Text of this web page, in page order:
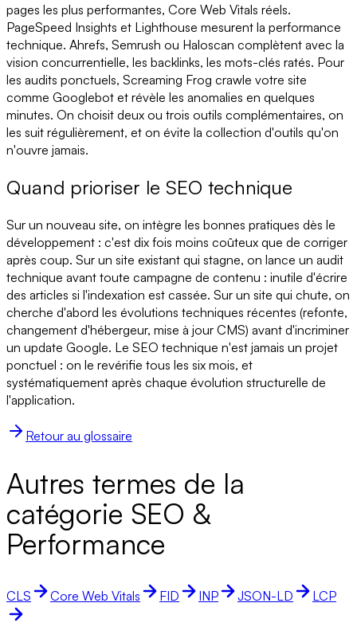
pages les plus performantes, Core Web Vitals réels.
PageSpeed Insights et Lighthouse mesurent la performance
technique. Ahrefs, Semrush ou Haloscan complètent avec la
vision concurrentielle, les backlinks, les mots-clés ratés. Pour
les audits ponctuels, Screaming Frog crawle votre site
comme Googlebot et révèle les anomalies en quelques
minutes. On choisit deux ou trois outils complémentaires, on
les suit régulièrement, et on évite la collection d'outils qu'on
n'ouvre jamais.
Quand prioriser le SEO technique
Sur un nouveau site, on intègre les bonnes pratiques dès le
développement : c'est dix fois moins coûteux que de corriger
après coup. Sur un site existant qui stagne, on lance un audit
technique avant toute campagne de contenu : inutile d'écrire
des articles si l'indexation est cassée. Sur un site qui chute, on
cherche d'abord les évolutions techniques récentes (refonte,
changement d'hébergeur, mise à jour CMS) avant d'incriminer
un update Google. Le SEO technique n'est jamais un projet
ponctuel : on le revérifie tous les six mois, et
systématiquement après chaque évolution structurelle de
l'application.
Retour au glossaire
Autres termes de la
catégorie SEO &
Performance
CLS Core Web Vitals FID INP JSON-LD LCP